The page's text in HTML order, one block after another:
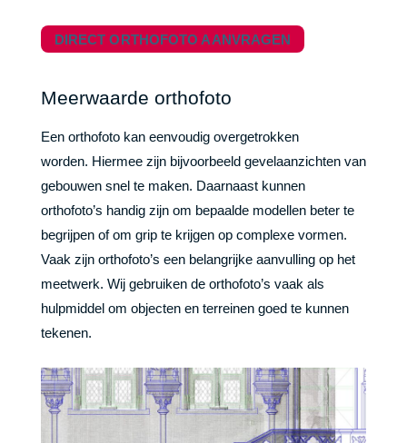
DIRECT ORTHOFOTO AANVRAGEN
Meerwaarde orthofoto
Een orthofoto kan eenvoudig overgetrokken
worden. Hiermee zijn bijvoorbeeld gevelaanzichten van
gebouwen snel te maken. Daarnaast kunnen
orthofoto’s handig zijn om bepaalde modellen beter te
begrijpen of om grip te krijgen op complexe vormen.
Vaak zijn orthofoto’s een belangrijke aanvulling op het
meetwerk. Wij gebruiken de orthofoto’s vaak als
hulpmiddel om objecten en terreinen goed te kunnen
tekenen.